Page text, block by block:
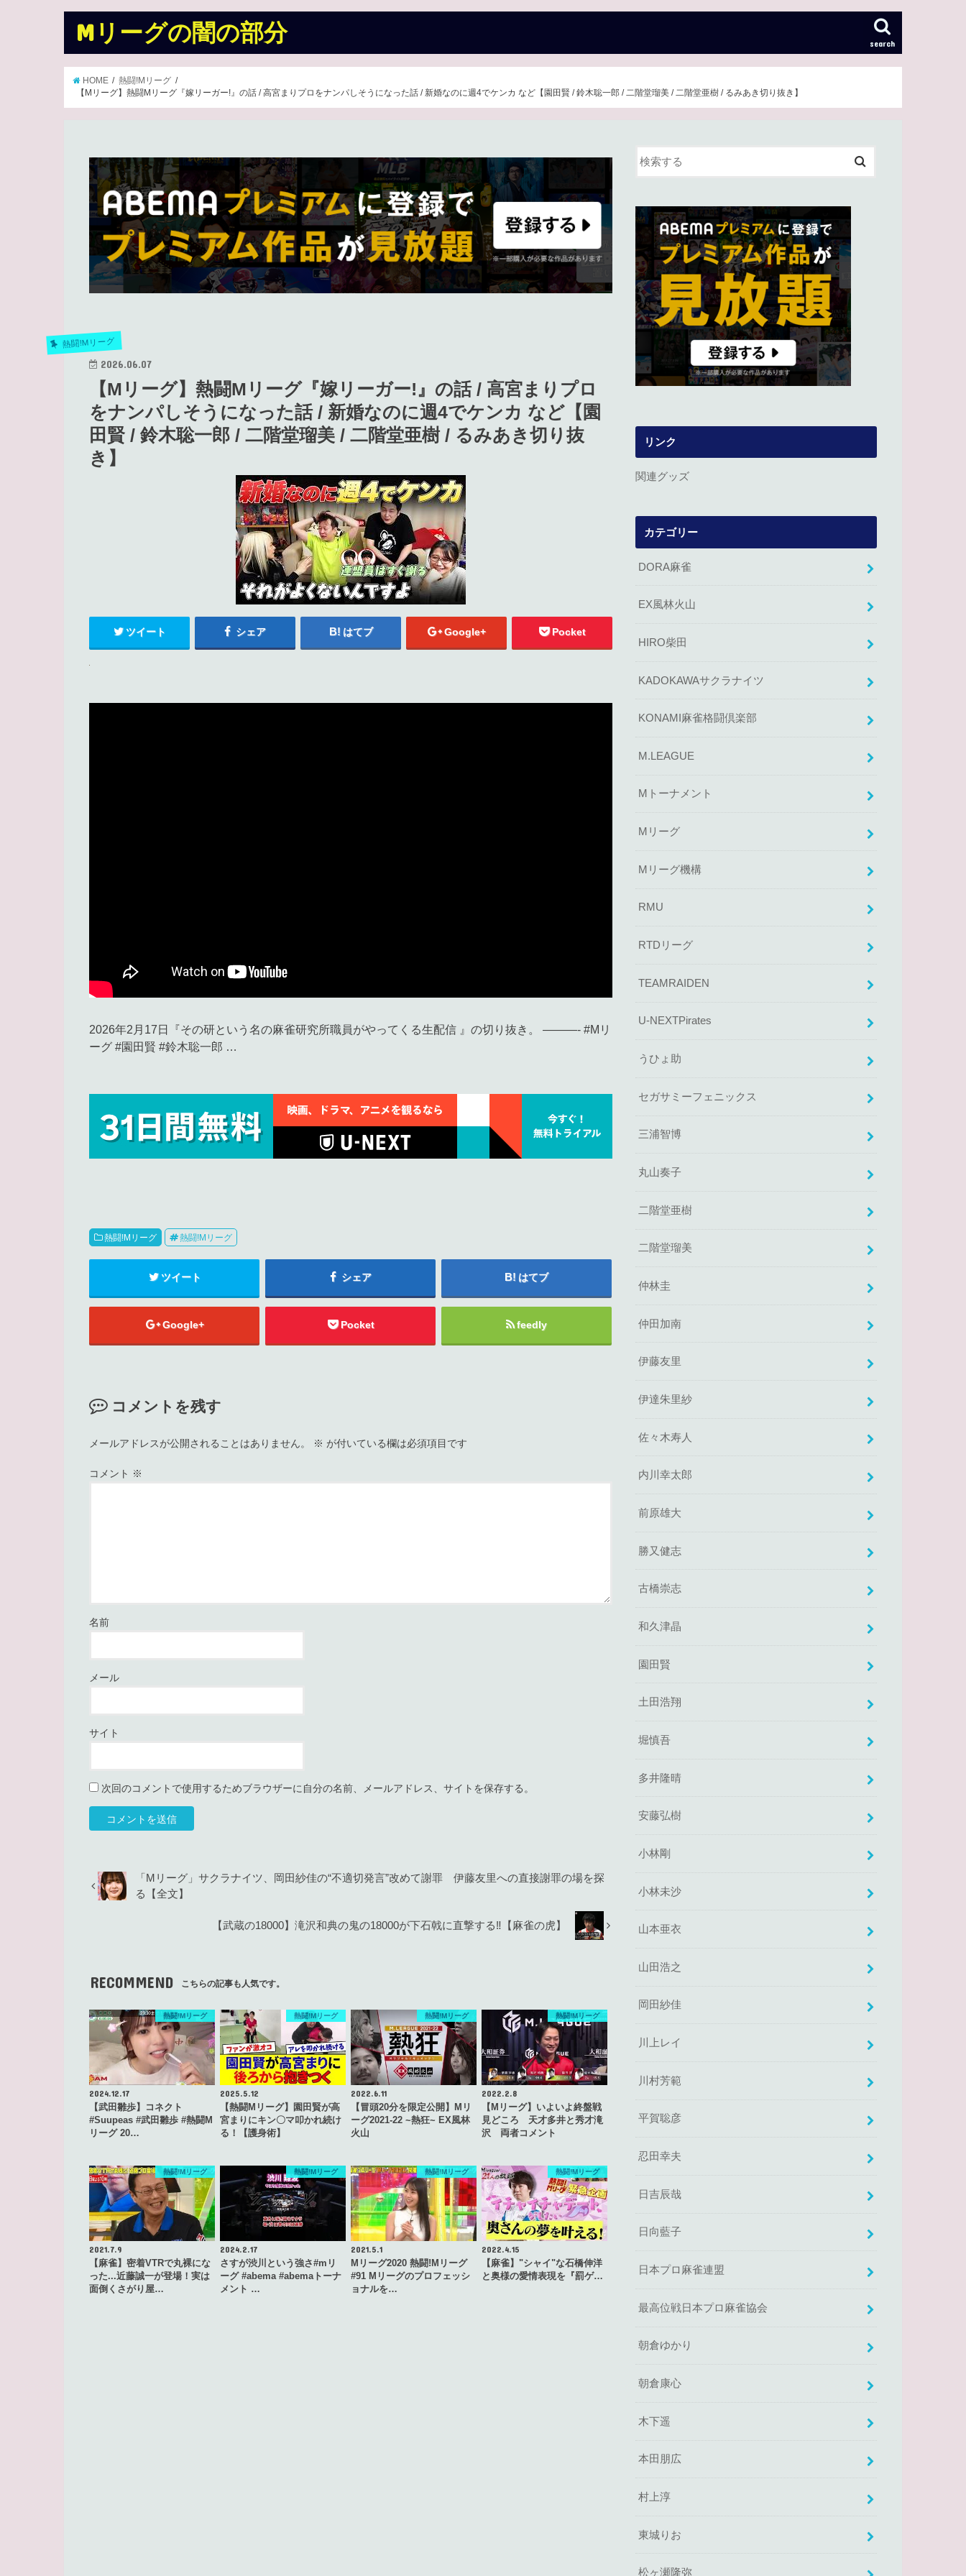
Mリーグの闇の部分 search
HOME
熱闘!Mリーグ
【Mリーグ】熱闘Mリーグ『嫁リーガー!』の話 / 高宮まりプロをナンパしそうになった話 / 新婚なのに週4でケンカ など【園田賢 / 鈴木聡一郎 / 二階堂瑠美 / 二階堂亜樹 / るみあき切り抜き】
熱闘!Mリーグ
2026.06.07
【Mリーグ】熱闘Mリーグ『嫁リーガー!』の話 / 高宮まりプロ
をナンパしそうになった話 / 新婚なのに週4でケンカ など【園
田賢 / 鈴木聡一郎 / 二階堂瑠美 / 二階堂亜樹 / るみあき切り抜
き】
ツイート シェア はてブ Google+ Pocket
2026年2月17日『その研という名の麻雀研究所職員がやってくる生配信 』の切り抜き。 ———- #Mリ
ーグ #園田賢 #鈴木聡一郎 …
熱闘!Mリーグ 熱闘!Mリーグ
ツイート シェア はてブ
Google+ Pocket feedly
コメントを残す
メールアドレスが公開されることはありません。 ※ が付いている欄は必須項目です
コメント ※
名前
メール
サイト
次回のコメントで使用するためブラウザーに自分の名前、メールアドレス、サイトを保存する。
「Mリーグ」サクラナイツ、岡田紗佳の“不適切発言”改めて謝罪 伊藤友里への直接謝罪の場を探
る【全文】
【武蔵の18000】滝沢和典の鬼の18000が下石戟に直撃する‼【麻雀の虎】
RECOMMEND こちらの記事も人気です。
熱闘!Mリーグ
2024.12.17
【武田雛歩】コネクト
#Suupeas #武田雛歩 #熱闘M
リーグ 20…
熱闘!Mリーグ
2025.5.12
【熱闘Mリーグ】園田賢が高
宮まりにキン〇マ叩かれ続け
る！【護身術】
熱闘!Mリーグ
2022.6.11
【冒頭20分を限定公開】Mリ
ーグ2021-22 ~熱狂~ EX風林
火山
熱闘!Mリーグ
2022.2.8
【Mリーグ】いよいよ終盤戦
見どころ 天才多井と秀才滝
沢 両者コメント
熱闘!Mリーグ
2021.7.9
【麻雀】密着VTRで丸裸にな
った...近藤誠一が登場！実は
面倒くさがり屋…
熱闘!Mリーグ
2024.2.17
さすが渋川という強さ#mリ
ーグ #abema #abemaトーナ
メント …
熱闘!Mリーグ
2021.5.1
Mリーグ2020 熱闘!Mリーグ
#91 Mリーグのプロフェッシ
ョナルを…
熱闘!Mリーグ
2022.4.15
【麻雀】"シャイ"な石橋伸洋
と奥様の愛情表現を『罰ゲ…
リンク
関連グッズ
カテゴリー
DORA麻雀
EX風林火山
HIRO柴田
KADOKAWAサクラナイツ
KONAMI麻雀格闘倶楽部
M.LEAGUE
Mトーナメント
Mリーグ
Mリーグ機構
RMU
RTDリーグ
TEAMRAIDEN
U-NEXTPirates
うひょ助
セガサミーフェニックス
三浦智博
丸山奏子
二階堂亜樹
二階堂瑠美
仲林圭
仲田加南
伊藤友里
伊達朱里紗
佐々木寿人
内川幸太郎
前原雄大
勝又健志
古橋崇志
和久津晶
園田賢
土田浩翔
堀慎吾
多井隆晴
安藤弘樹
小林剛
小林未沙
山本亜衣
山田浩之
岡田紗佳
川上レイ
川村芳範
平賀聡彦
忍田幸夫
日吉辰哉
日向藍子
日本プロ麻雀連盟
最高位戦日本プロ麻雀協会
朝倉ゆかり
朝倉康心
木下遥
本田朋広
村上淳
東城りお
松ヶ瀬隆弥